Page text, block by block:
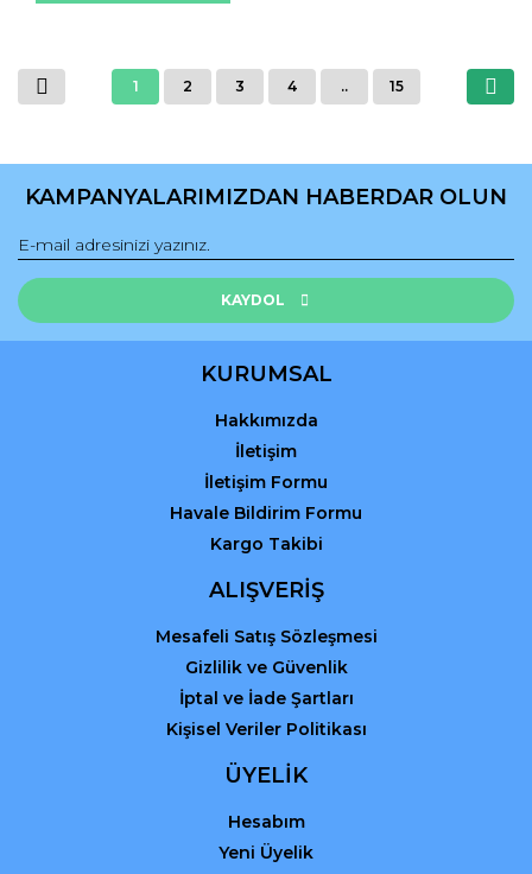
1 2 3 4 .. 15
KAMPANYALARIMIZDAN HABERDAR OLUN
KAYDOL
KURUMSAL
Hakkımızda
İletişim
İletişim Formu
Havale Bildirim Formu
Kargo Takibi
ALIŞVERİŞ
Mesafeli Satış Sözleşmesi
Gizlilik ve Güvenlik
İptal ve İade Şartları
Kişisel Veriler Politikası
ÜYELİK
Hesabım
Yeni Üyelik